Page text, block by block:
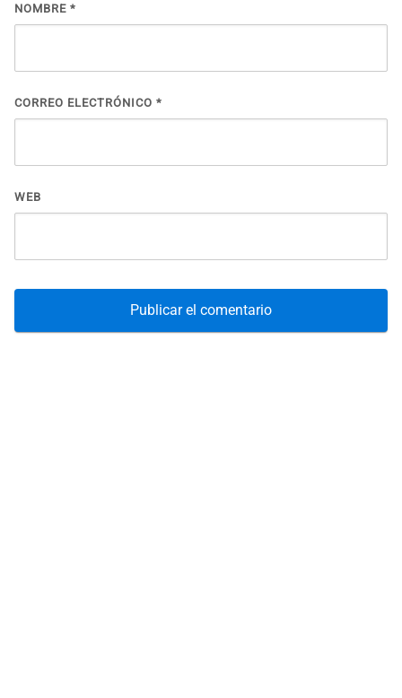
NOMBRE *
CORREO ELECTRÓNICO *
WEB